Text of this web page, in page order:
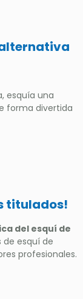
esquía una
forma divertida
titulados!
del esquí de
esquí de
profesionales.